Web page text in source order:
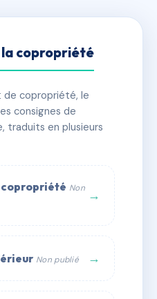
CHAMPS
🏗 1 bâtiment(s)
la copropriété
copropriété, le
consignes de
traduits en plusieurs
copropriété Non →
Non publié →